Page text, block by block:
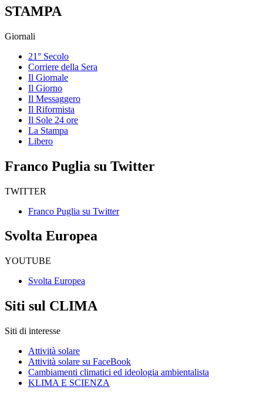
STAMPA
Giornali
21° Secolo
Corriere della Sera
Il Giornale
Il Giorno
Il Messaggero
Il Riformista
Il Sole 24 ore
La Stampa
Libero
Franco Puglia su Twitter
TWITTER
Franco Puglia su Twitter
Svolta Europea
YOUTUBE
Svolta Europea
Siti sul CLIMA
Siti di interesse
Attività solare
Attività solare su FaceBook
Cambiamenti climatici ed ideologia ambientalista
KLIMA E SCIENZA